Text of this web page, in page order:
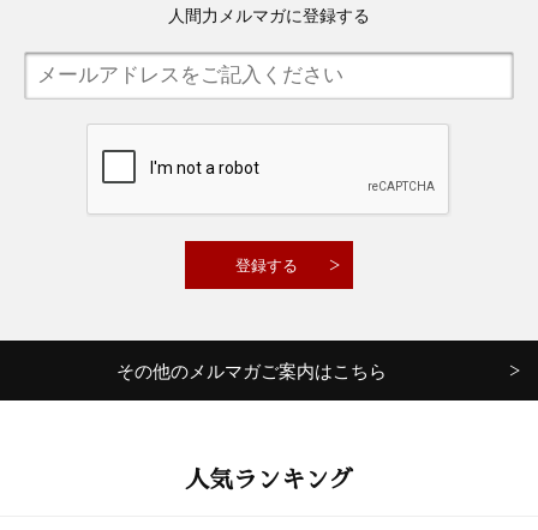
人間力メルマガに登録する
その他のメルマガご案内はこちら
人気ランキング